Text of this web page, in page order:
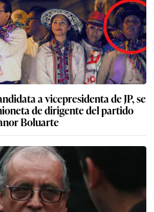
a vicepresidenta de JP, se
de dirigente del partido
Boluarte